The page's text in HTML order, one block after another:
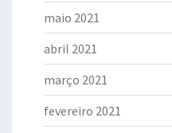
maio 2021
abril 2021
março 2021
fevereiro 2021